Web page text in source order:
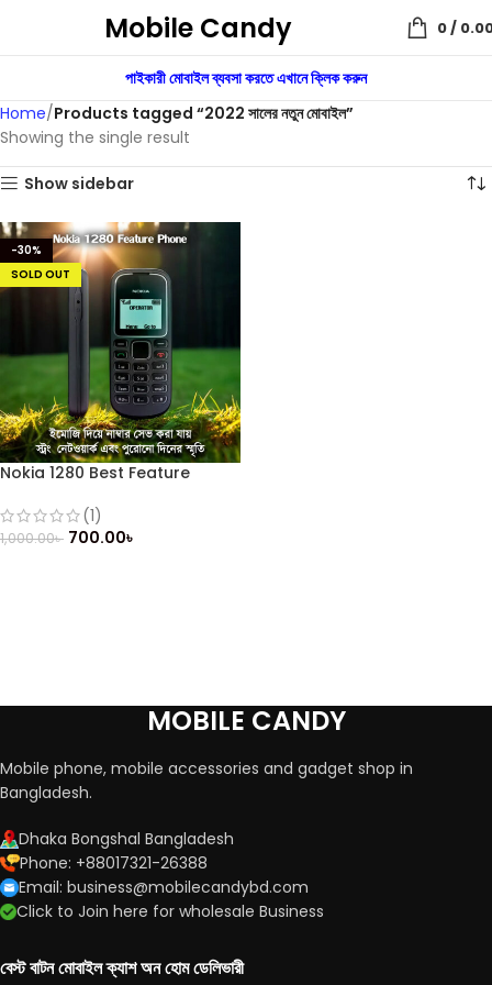
Mobile Candy 0/
পাইকারী মোবাইল ব্যবসা করতে এখানে ক্লিক করুন
Home Products tagged “2022 সালের নতুন মোবাইল”
Showing the single result
Show sidebar
-30%
SOLD OUT
Nokia 1280 Best Feature
(1)
1,000.00৳ 700.00৳
MOBILE CANDY
Mobile phone, mobile accessories and gadget shop in
Bangladesh.
Dhaka Bongshal Bangladesh
Phone: +88017321-26388
Email: business@mobilecandybd.com
Click to Join here for wholesale Business
বেস্ট বাটন মোবাইল ক্যাশ অন হোম ডেলিভারী